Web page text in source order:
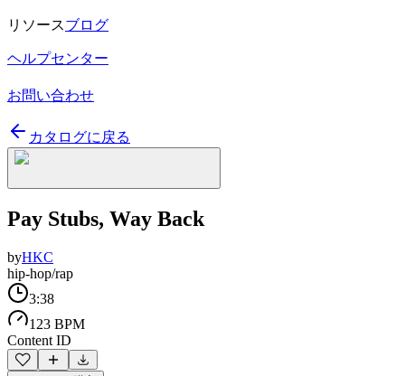
リソースブログ
ヘルプセンター
お問い合わせ
カタログに戻る
Pay Stubs, Way Back
byHKC
hip-hop/rap
3:38
123 BPM
Content ID